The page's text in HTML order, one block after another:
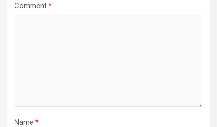
Comment *
Name *